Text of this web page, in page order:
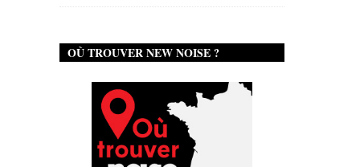
OÙ TROUVER NEW NOISE ?